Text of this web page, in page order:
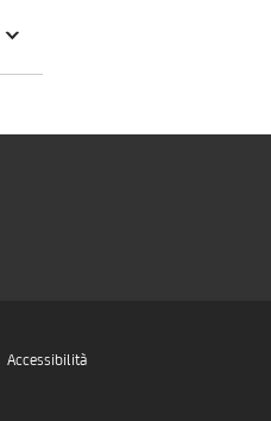
globale 218,00
Accessibilità